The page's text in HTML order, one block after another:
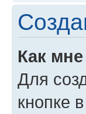
Как
Для
кнопке